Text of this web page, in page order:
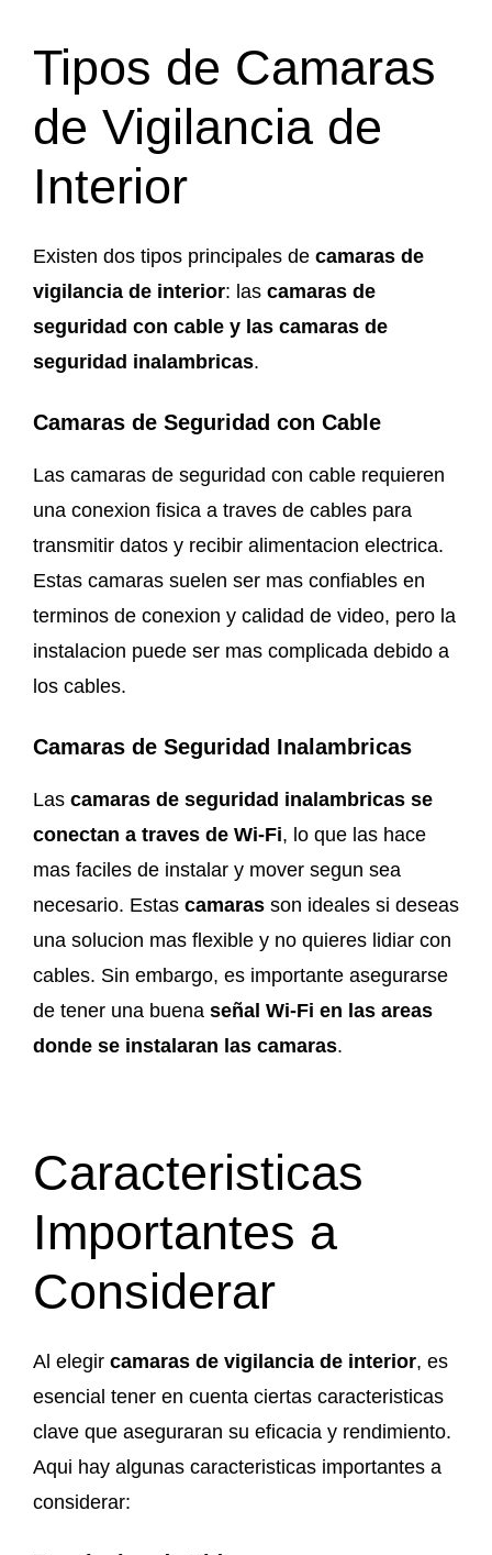
Tipos de Camaras
de Vigilancia de
Interior
Existen dos tipos principales de camaras de
vigilancia de interior: las camaras de
seguridad con cable y las camaras de
seguridad inalambricas.
Camaras de Seguridad con Cable
Las camaras de seguridad con cable requieren
una conexion fisica a traves de cables para
transmitir datos y recibir alimentacion electrica.
Estas camaras suelen ser mas confiables en
terminos de conexion y calidad de video, pero la
instalacion puede ser mas complicada debido a
los cables.
Camaras de Seguridad Inalambricas
Las camaras de seguridad inalambricas se
conectan a traves de Wi-Fi, lo que las hace
mas faciles de instalar y mover segun sea
necesario. Estas camaras son ideales si deseas
una solucion mas flexible y no quieres lidiar con
cables. Sin embargo, es importante asegurarse
de tener una buena señal Wi-Fi en las areas
donde se instalaran las camaras.
Caracteristicas
Importantes a
Considerar
Al elegir camaras de vigilancia de interior, es
esencial tener en cuenta ciertas caracteristicas
clave que aseguraran su eficacia y rendimiento.
Aqui hay algunas caracteristicas importantes a
considerar: